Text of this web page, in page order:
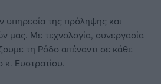
υπηρεσία της πρόληψης και
μας. Με τεχνολογία, συνεργασία
τη Ρόδο απέναντι σε κάθε
κ. Ευστρατίου.